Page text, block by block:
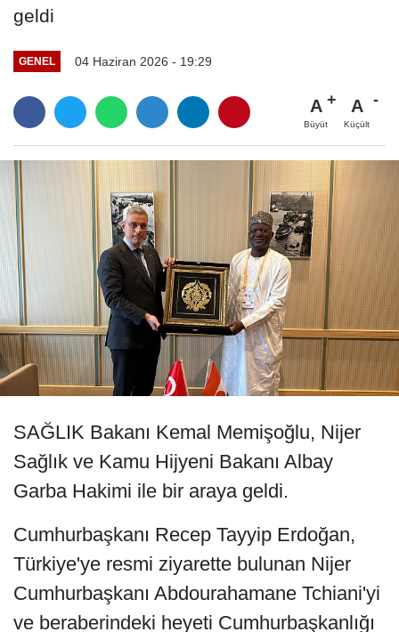
geldi
GENEL 04 Haziran 2026 - 19:29
A
Büyüt
A
Küçült
SAĞLIK Bakanı Kemal Memişoğlu, Nijer
Sağlık ve Kamu Hijyeni Bakanı Albay
Garba Hakimi ile bir araya geldi.
Cumhurbaşkanı Recep Tayyip Erdoğan,
Türkiye'ye resmi ziyarette bulunan Nijer
Cumhurbaşkanı Abdourahamane Tchiani'yi
ve beraberindeki heyeti Cumhurbaşkanlığı